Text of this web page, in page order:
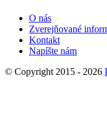
O nás
Zverejňované
Kontakt
Napíšte nám
© Copyright 2015 - 2026